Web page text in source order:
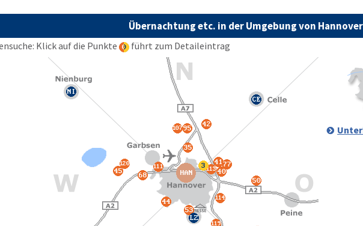
Übernachtung etc. in der Umgebung von Hannover
Klick auf die Punkte führt zum Detaileintrag